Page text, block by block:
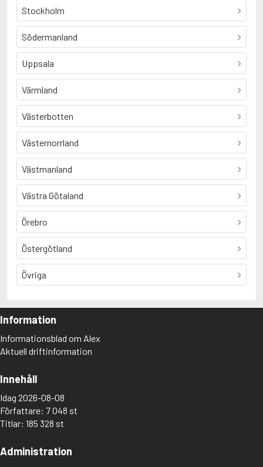
Stockholm
Södermanland
Uppsala
Värmland
Västerbotten
Västernorrland
Västmanland
Västra Götaland
Örebro
Östergötland
Övriga
Information
Informationsblad om Alex
Aktuell driftinformation
Innehåll
Idag 2026-08-08
Författare: 7 048 st
Titlar: 185 328 st
Administration